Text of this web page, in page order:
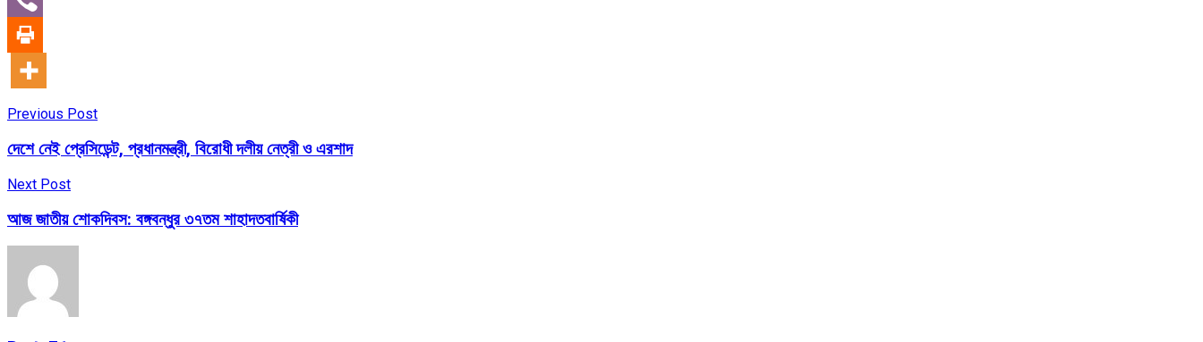
Previous Post
দেশে নেই প্রেসিডেন্ট, প্রধানমন্ত্রী, বিরোধী দলীয় নেত্রী ও এরশাদ
Next Post
আজ জাতীয় শোকদিবস: বঙ্গবন্ধুর ৩৭তম শাহাদতবার্ষিকী